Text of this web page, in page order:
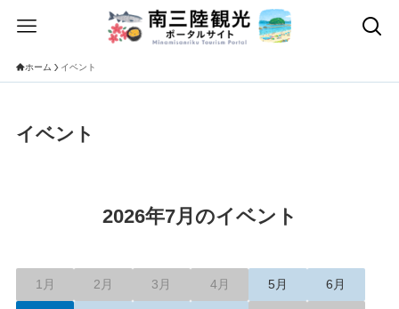
ホーム イベント
イベント
2026年7月のイベント
1月 2月 3月 4月 5月 6月